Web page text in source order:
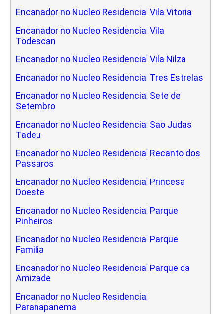
Encanador no Nucleo Residencial Vila Vitoria
Encanador no Nucleo Residencial Vila
Todescan
Encanador no Nucleo Residencial Vila Nilza
Encanador no Nucleo Residencial Tres Estrelas
Encanador no Nucleo Residencial Sete de
Setembro
Encanador no Nucleo Residencial Sao Judas
Tadeu
Encanador no Nucleo Residencial Recanto dos
Passaros
Encanador no Nucleo Residencial Princesa
Doeste
Encanador no Nucleo Residencial Parque
Pinheiros
Encanador no Nucleo Residencial Parque
Familia
Encanador no Nucleo Residencial Parque da
Amizade
Encanador no Nucleo Residencial
Paranapanema